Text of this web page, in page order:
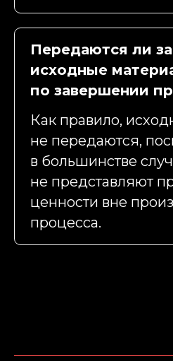
Передаются ли
исходные
по завершении
Как правило,
не передаются,
в большинстве
не представляют
ценности вне
процесса.